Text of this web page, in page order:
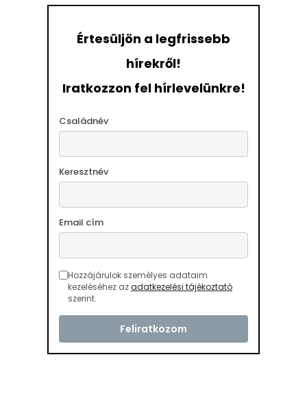
Értesüljön a legfrissebb
hírekről!
Iratkozzon fel hírlevelünkre!
Családnév
Keresztnév
Email cím
Hozzájárulok személyes adataim
kezeléséhez azadatkezelési tájékoztató
szerint.